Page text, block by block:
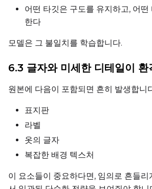
어떤 타깃은 구도를 유지하고, 어떤
한다
모델은 그 불일치를 학습합니다.
6.3 글자와 미세한 디테일이 환
원본에 다음이 포함되면 흔히 발생합니
표지판
라벨
옷의 글자
복잡한 배경 텍스처
이 요소들이 중요하다면, 임의로 흔들리